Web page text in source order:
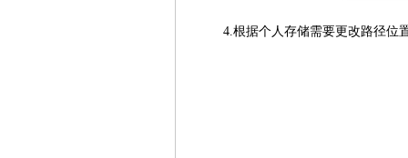
4.根据个人存储需要更改路径位